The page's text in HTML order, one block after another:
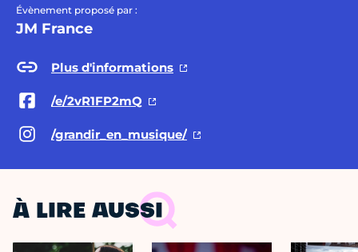
Évènement proposé par :
JM France
Plus d'informations
/e/2vR1FP2mQ
/grandir_en_musique/
À LIRE AUSSI